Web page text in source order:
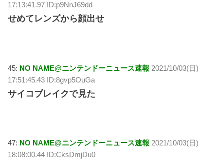
17:13:41.97 ID:p9NnJ69dd
せめてレンズから顔出せ
45: NO NAME@ニンテンドーニュース速報 2021/10/03(日)
17:51:45.43 ID:8gvp5OuGa
サイコブレイクで見た
47: NO NAME@ニンテンドーニュース速報 2021/10/03(日)
18:08:00.44 ID:CksDmjDu0